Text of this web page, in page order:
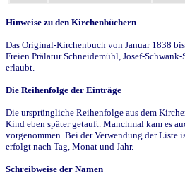
Hinweise zu den Kirchenbüchern
Das Original-Kirchenbuch von Januar 1838
Freien Prälatur Schneidemühl, Josef-
erlaubt.
Die Reihenfolge der Einträge
Die ursprüngliche Reihenfolge aus dem
Kind eben später getauft. Manchmal kam es
vorgenommen. Bei der Verwendung der Liste
erfolgt nach Tag, Monat und Jahr.
Schreibweise der Namen